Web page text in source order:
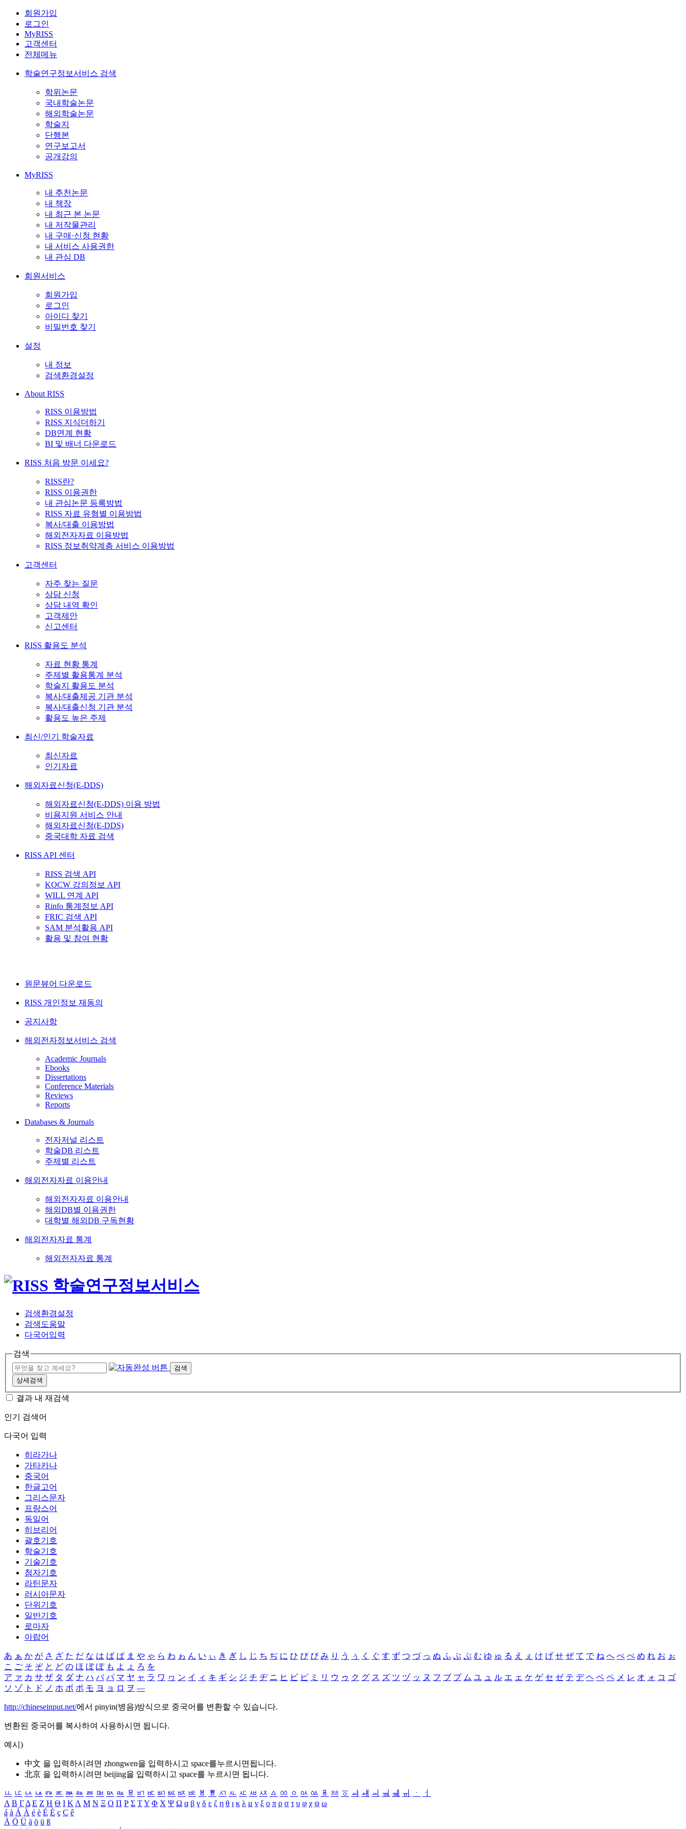
회원가입
로그인
MyRISS
고객센터
전체메뉴
학술연구정보서비스 검색
학위논문
국내학술논문
해외학술논문
학술지
단행본
연구보고서
공개강의
MyRISS
내 추천논문
내 책장
내 최근 본 논문
내 저작물관리
내 구매·신청 현황
내 서비스 사용권한
내 관심 DB
회원서비스
회원가입
로그인
아이디 찾기
비밀번호 찾기
설정
내 정보
검색환경설정
About RISS
RISS 이용방법
RISS 지식더하기
DB연계 현황
BI 및 배너 다운로드
RISS 처음 방문 이세요?
RISS란?
RISS 이용권한
내 관심논문 등록방법
RISS 자료 유형별 이용방법
복사/대출 이용방법
해외전자자료 이용방법
RISS 정보취약계층 서비스 이용방법
고객센터
자주 찾는 질문
상담 신청
상담 내역 확인
고객제안
신고센터
RISS 활용도 분석
자료 현황 통계
주제별 활용통계 분석
학술지 활용도 분석
복사/대출제공 기관 분석
복사/대출신청 기관 분석
활용도 높은 주제
최신/인기 학술자료
최신자료
인기자료
해외자료신청(E-DDS)
해외자료신청(E-DDS) 이용 방법
비용지원 서비스 안내
해외자료신청(E-DDS)
중국대학 자료 검색
RISS API 센터
RISS 검색 API
KOCW 강의정보 API
WILL 연계 API
Rinfo 통계정보 API
FRIC 검색 API
SAM 분석활용 API
활용 및 참여 현황
원문뷰어 다운로드
RISS 개인정보 재동의
공지사항
해외전자정보서비스 검색
Academic Journals
Ebooks
Dissertations
Conference Materials
Reviews
Reports
Databases & Journals
전자저널 리스트
학술DB 리스트
주제별 리스트
해외전자자료 이용안내
해외전자자료 이용안내
해외DB별 이용권한
대학별 해외DB 구독현황
해외전자자료 통계
해외전자자료 통계
검색환경설정
검색도움말
다국어입력
검색
검색
상세검색
결과 내 재검색
인기 검색어
다국어 입력
히라가나
가타카나
중국어
한글고어
그리스문자
프랑스어
독일어
히브리어
괄호기호
학술기호
기술기호
첨자기호
라틴문자
러시아문자
단위기호
일반기호
로마자
아랍어
あ ぁ か が さ ざ た だ な は ば ぱ ま や ゃ ら わ ゎ ん い ぃ き ぎ し じ ち ぢ に ひ び ぴ み り う ぅ く ぐ す ず つ づ っ ぬ ふ ぶ ぷ む ゆ ゅ る え ぇ け げ せ ぜ て で ね へ べ ぺ め れ お ぉ
こ ご そ ぞ と ど の ほ ぼ ぽ も よ ょ ろ を
ア ァ カ サ ザ タ ダ ナ ハ バ パ マ ヤ ャ ラ ワ ヮ ン イ ィ キ ギ シ ジ チ ヂ ニ ヒ ビ ピ ミ リ ウ ゥ ク グ ス ズ ツ ヅ ッ ヌ フ ブ プ ム ユ ュ ル エ ェ ケ ゲ セ ゼ テ デ ヘ ベ ペ メ レ オ ォ コ ゴ
ソ ゾ ト ド ノ ホ ボ ポ モ ヨ ョ ロ ヲ ―
http://chineseinput.net/에서 pinyin(병음)방식으로 중국어를 변환할 수 있습니다.
변환된 중국어를 복사하여 사용하시면 됩니다.
예시)
中文 을 입력하시려면 zhongwen을 입력하시고 space를누르시면됩니다.
北京 을 입력하시려면 beijing을 입력하시고 space를 누르시면 됩니다.
ㅥ ㅦ ㅧ ㅨ ㅩ ㅪ ㅫ ㅬ ㅭ ㅮ ㅯ ㅰ ㅱ ㅲ ㅳ ㅴ ㅵ ㅶ ㅷ ㅸ ㅹ ㅺ ㅻ ㅼ ㅽ ㅾ ㅿ ㆀ ㆁ ㆂ ㆃ ㆄ ㆅ ㆆ ㆇ ㆈ ㆉ ㆊ ㆋ ㆌ ㆍ
ㆎ
Α Β ΓΔ Ε Ζ Η Θ Ι ΚΛ Μ Ν Ξ Ο Π Ρ Σ ΤΥ Φ Χ Ψ Ω α β γ δ ε ζ η θ ι κ λ μ ν ξ ο π ρ σ τ υ φ χ ψ ω
á à Á À é è É È ç Ç ê
Ä Ö Ü ä ö ü ß